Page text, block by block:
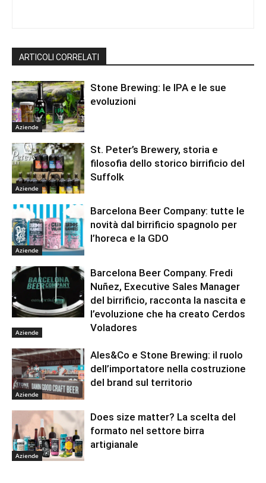
ARTICOLI CORRELATI
Aziende
Stone Brewing: le IPA e le sue
evoluzioni
Aziende
St. Peter’s Brewery, storia e
filosofia dello storico birrificio del
Suffolk
Aziende
Barcelona Beer Company: tutte le
novità dal birrificio spagnolo per
l’horeca e la GDO
Aziende
Barcelona Beer Company. Fredi
Nuñez, Executive Sales Manager
del birrificio, racconta la nascita e
l’evoluzione che ha creato Cerdos
Voladores
Aziende
Ales&Co e Stone Brewing: il ruolo
dell’importatore nella costruzione
del brand sul territorio
Aziende
Does size matter? La scelta del
formato nel settore birra
artigianale